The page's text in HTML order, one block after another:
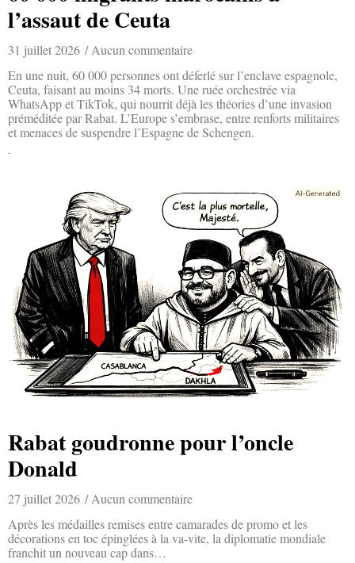
l’assaut de Ceuta
31 juillet 2026
Aucun commentaire
En une nuit, 60 000 personnes ont déferlé sur l’enclave espagnole,
Ceuta, faisant au moins 34 morts. Une ruée orchestrée via
WhatsApp et TikTok, qui nourrit déjà les théories d’une invasion
préméditée par Rabat. L’Europe s’embrase, entre renforts militaires
et menaces de suspendre l’Espagne de Schengen.
Rabat goudronne pour l’oncle
Donald
27 juillet 2026
Aucun commentaire
Après les médailles remises entre camarades de promo et les
décorations en toc épinglées à la va-vite, la diplomatie mondiale
franchit un nouveau cap dans…